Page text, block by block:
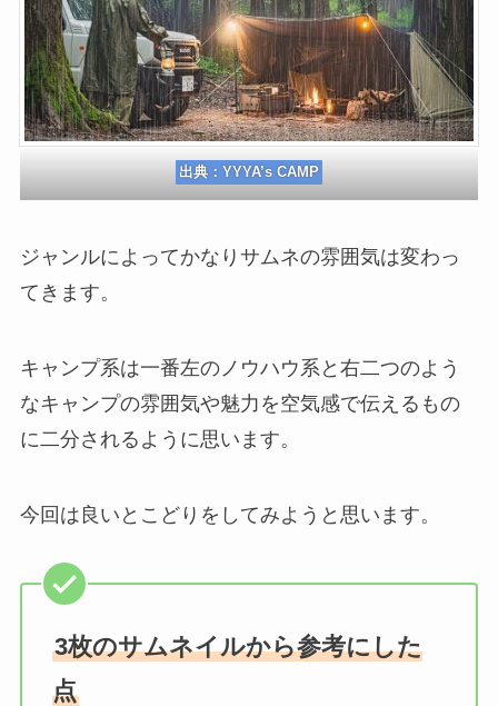
出典： YYYA’s CAMP
ジャンルによってかなりサムネの雰囲気は変わっ
てきます。
キャンプ系は一番左のノウハウ系と右二つのよう
なキャンプの雰囲気や魅力を空気感で伝えるもの
に二分されるように思います。
今回は良いとこどりをしてみようと思います。
3枚のサムネイルから参考にした
点